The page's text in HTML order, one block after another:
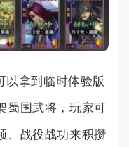
以拿到临时体验版
蜀国武将，玩家可
、战役战功来积攒